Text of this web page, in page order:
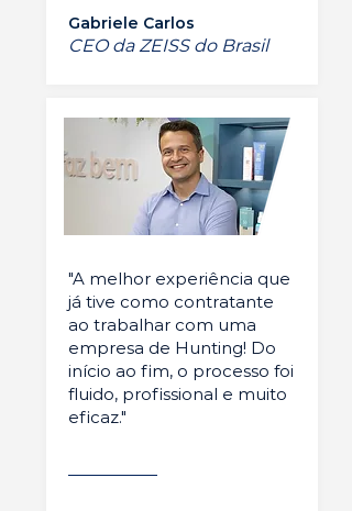
Gabriele Carlos
CEO da ZEISS do Brasil
"A melhor experiência que
já tive como contratante
ao trabalhar com uma
empresa de Hunting! Do
início ao fim, o processo foi
fluido, profissional e muito
eficaz."